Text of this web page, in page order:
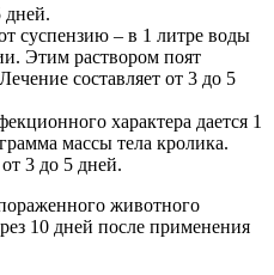
дней.
суспензию – в 1 литре воды
Этим раствором поят
составляет от 3 до 5
характера дается 1
массы тела кролика.
3 до 5 дней.
животного
10 дней после применения